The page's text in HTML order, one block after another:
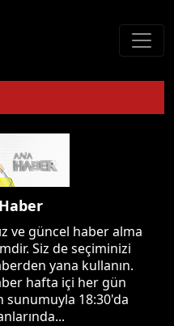
ve güncel haber alma
Siz de seçiminizi
yana kullanın.
hafta içi her gün
sunumuyla 18:30'da